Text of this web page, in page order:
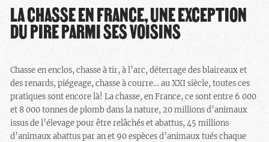
LA CHASSE EN FRANCE, UNE EXCEPTION
DU PIRE PARMI SES VOISINS
Chasse en enclos, chasse à tir, à l’arc, déterrage des blaireaux et
des renards, piégeage, chasse à courre… au XXI siècle, toutes ces
pratiques sont encore là! La chasse, en France, ce sont entre 6 000
et 8 000 tonnes de plomb dans la nature, 20 millions d’animaux
issus de l’élevage pour être relâchés et abattus, 45 millions
d’animaux abattus par an et 90 espèces d’animaux tués chaque